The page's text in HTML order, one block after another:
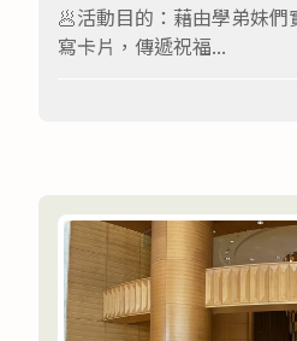
🥟活動目的：藉由學弟妹
寫卡片，傳遞祝福...
理
科
~
高
三
統
測
糕